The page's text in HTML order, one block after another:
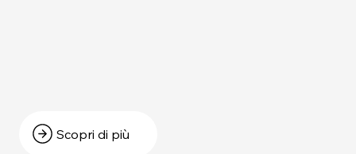
Scopri di più